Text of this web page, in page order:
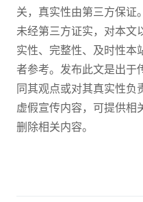
关，真实性由第三方保证
未经第三方证实，对本文
实性、完整性、及时性本
者参考。发布此文是出于
同其观点或对其真实性负
虚假宣传内容，可提供相
删除相关内容。